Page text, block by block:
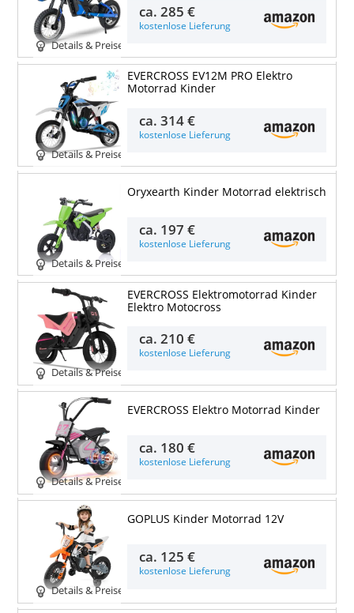
Details & Preise
ca.285 €
kostenlose Lieferung
Details & Preise
EVERCROSS EV12M PRO Elektro
Motorrad Kinder
ca.314 €
kostenlose Lieferung
Details & Preise
Oryxearth Kinder Motorrad elektrisch
ca. 197 €
kostenlose Lieferung
Details & Preise
EVERCROSS Elektromotorrad Kinder
Elektro Motocross
ca.210 €
kostenlose Lieferung
Details & Preise
EVERCROSS Elektro Motorrad Kinder
ca. 180 €
kostenlose Lieferung
Details & Preise
GOPLUS Kinder Motorrad 12V
ca. 125 €
kostenlose Lieferung